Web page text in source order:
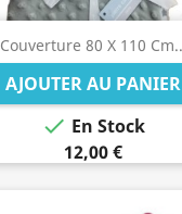
Couverture 80 X 110
AJOUTER AU PANIER
 En Stock
12,00 €